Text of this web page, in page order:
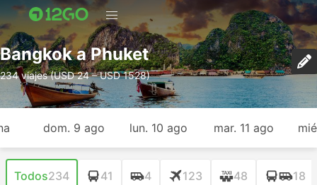
Bangkok a Phuket
234 viajes (USD 24 – USD 1528)
dom. 9 ago lun. 10 ago mar. 11 ago
Todos234 41 4 123 48 18